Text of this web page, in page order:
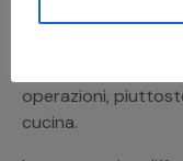
un normale
operazioni,
cucina.